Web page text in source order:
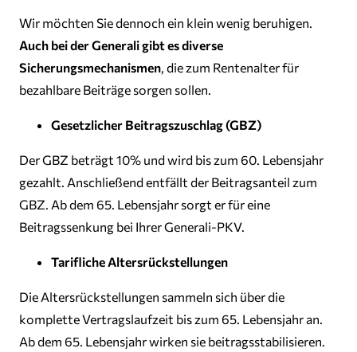
Wir möchten Sie dennoch ein klein wenig beruhigen.
Auch bei der Generali gibt es diverse
Sicherungsmechanismen, die zum Rentenalter für
bezahlbare Beiträge sorgen sollen.
Gesetzlicher Beitragszuschlag (GBZ)
Der GBZ beträgt 10% und wird bis zum 60. Lebensjahr
gezahlt. Anschließend entfällt der Beitragsanteil zum
GBZ. Ab dem 65. Lebensjahr sorgt er für eine
Beitragssenkung bei Ihrer Generali-PKV.
Tarifliche Altersrückstellungen
Die Altersrückstellungen sammeln sich über die
komplette Vertragslaufzeit bis zum 65. Lebensjahr an.
Ab dem 65. Lebensjahr wirken sie beitragsstabilisieren.